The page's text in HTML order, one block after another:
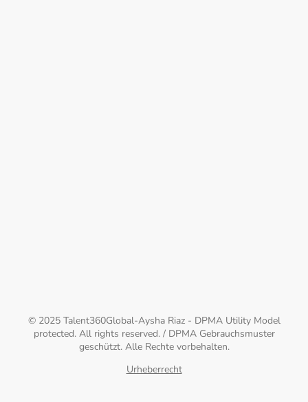
© 2025 Talent360Global-Aysha Riaz - DPMA Utility Model
protected. All rights reserved. / DPMA Gebrauchsmuster
geschützt. Alle Rechte vorbehalten.
Urheberrecht